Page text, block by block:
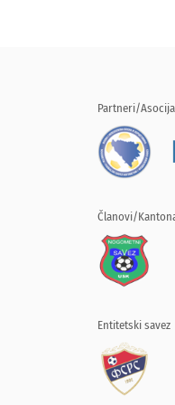
Partneri/
Članovi/
Entitetski savez